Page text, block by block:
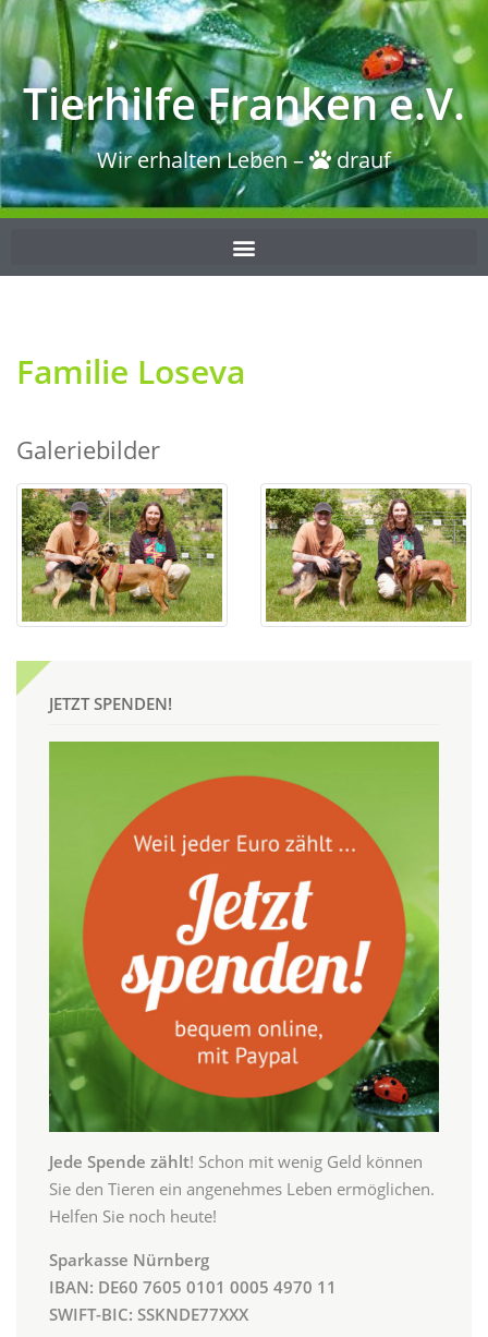
Tierhilfe Franken e.V.
Wir erhalten Leben – drauf
Familie Loseva
Galeriebilder
JETZT SPENDEN!
Jede Spende zählt! Schon mit wenig Geld können
Sie den Tieren ein angenehmes Leben ermöglichen.
Helfen Sie noch heute!
Sparkasse Nürnberg
IBAN: DE60 7605 0101 0005 4970 11
SWIFT-BIC: SSKNDE77XXX